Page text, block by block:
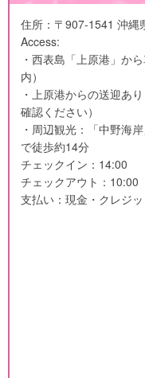
住所：〒907-1541 沖縄
Access:
・西表島「上原港」か
内）
・上原港からの送迎あ
確認ください）
・周辺観光：「中野海
で徒歩約14分
チェックイン：14:00
チェックアウト：10:00
支払い：現金・クレジ